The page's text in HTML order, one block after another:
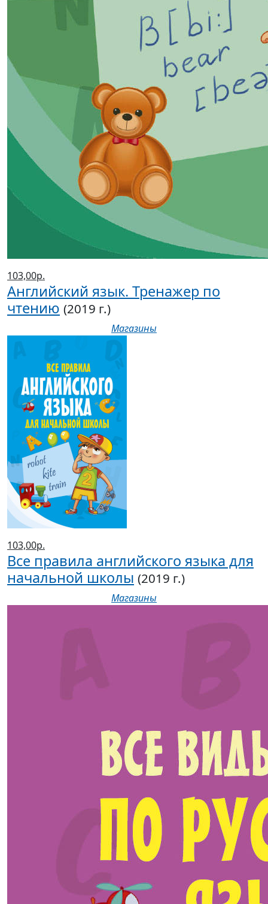
103,00р.
Английский язык. Тренажер по
чтению (2019 г.)
Магазины
103,00р.
Все правила английского языка для
начальной школы (2019 г.)
Магазины